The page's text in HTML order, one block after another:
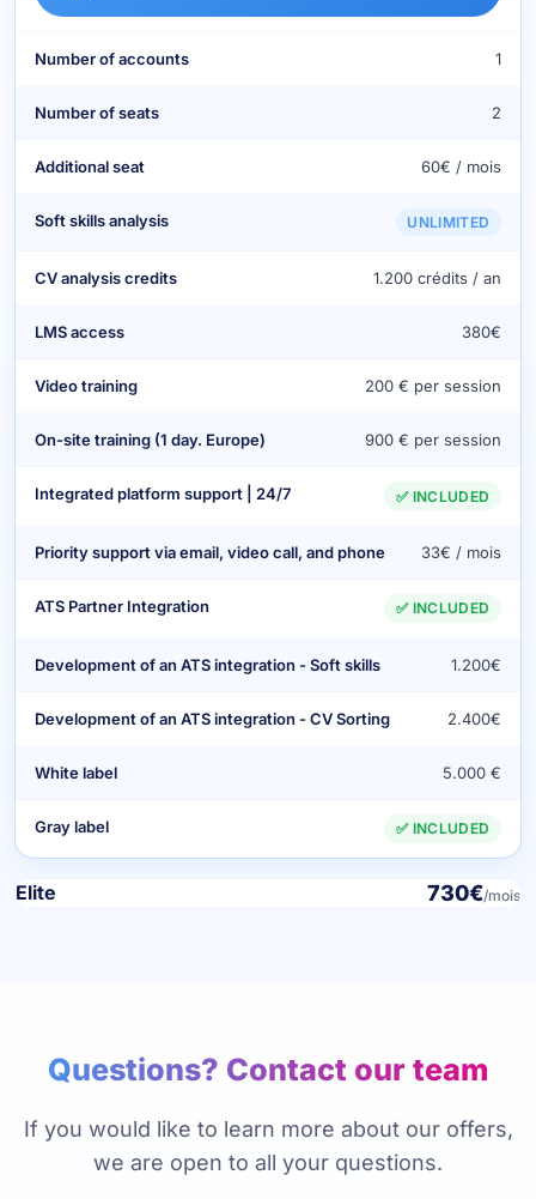
Number of accounts 1
Number of seats 2
Additional seat 60€ / mois
Soft skills analysis UNLIMITED
CV analysis credits 1.200 crédits / an
LMS access 380€
Video training 200 € per session
On-site training (1 day. Europe) 900 € per session
Integrated platform support | 24/7 ✅ INCLUDED
Priority support via email, video call, and phone 33€ / mois
ATS Partner Integration ✅ INCLUDED
Development of an ATS integration - Soft skills 1.200€
Development of an ATS integration - CV Sorting 2.400€
White label 5.000 €
Gray label ✅ INCLUDED
Elite 730€/mois
Questions? Contact our team
If you would like to learn more about our offers,
we are open to all your questions.